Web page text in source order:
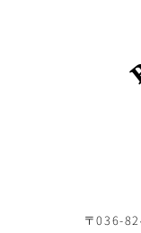
〒036-